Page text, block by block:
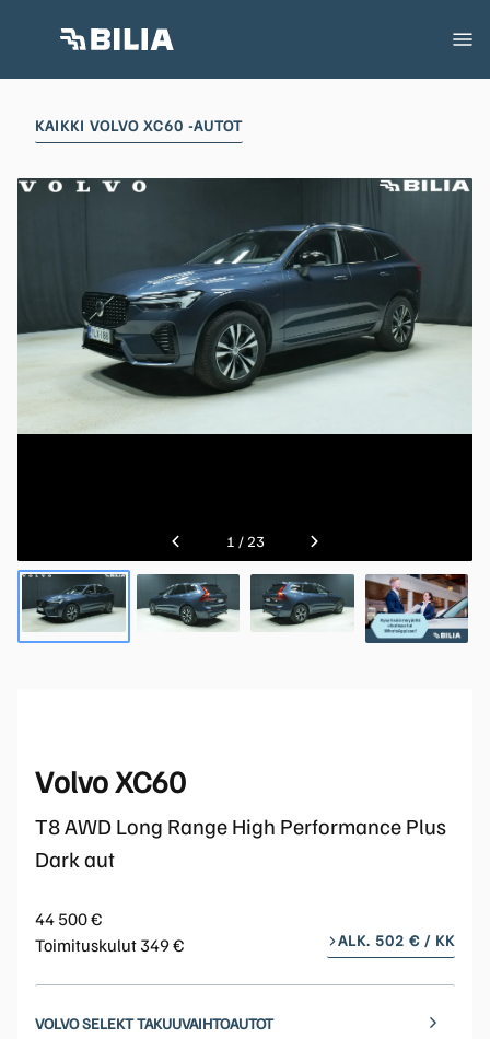
KAIKKI VOLVO XC60 -AUTOT
1 / 23
Volvo XC60
T8 AWD Long Range High Performance Plus
Dark aut
44 500 €
Toimituskulut 349 €
ALK. 502 € / KK
VOLVO SELEKT TAKUUVAIHTOAUTOT